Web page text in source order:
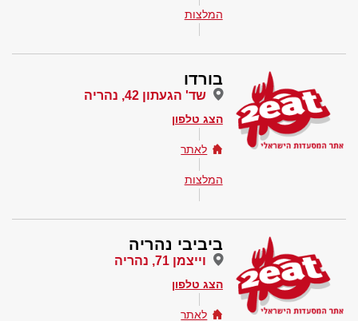
המלצות
בורדו
שד' הגעתון 42, נהריה
הצג טלפון
לאתר
המלצות
ביביבי נהריה
וייצמן 71, נהריה
הצג טלפון
לאתר